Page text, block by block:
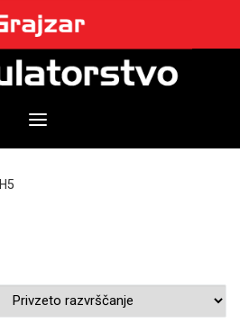
H5